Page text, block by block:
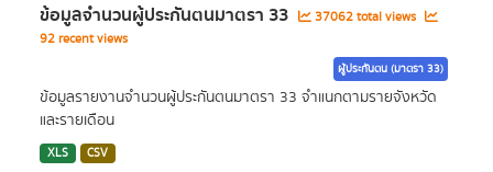
ข้อมูลจำนวนผู้ประกันตนมาตรา 33
37062 total views
92 recent views
ผู้ประกันตน (มาตรา 33)
ข้อมูลรายงานจำนวนผู้ประกันตนมาตรา 33 จำแนกตามรายจังหวัด
และรายเดือน
XLS CSV